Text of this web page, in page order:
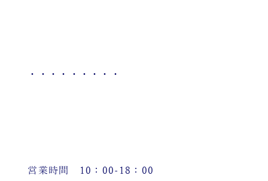
・・・・・・・・・
営業時間 10：00-18：00